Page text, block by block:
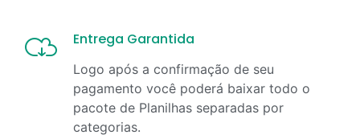
Entrega Garantida
Logo após a confirmação de seu
pagamento você poderá baixar todo o
pacote de Planilhas separadas por
categorias.